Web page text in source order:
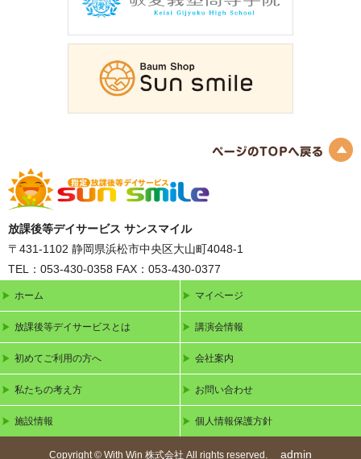
放課後等デイサービス サンスマイル
〒431-1102 静岡県浜松市中央区大山町4048-1
TEL：053-430-0358 FAX：053-430-0377
ホーム
放課後等デイサービスとは
初めてご利用の方へ
私たちの考え方
施設情報
マイページ
講演会情報
会社案内
お問い合わせ
個人情報保護方針
Copyright © With Win 株式会社 All rights reserved. admin